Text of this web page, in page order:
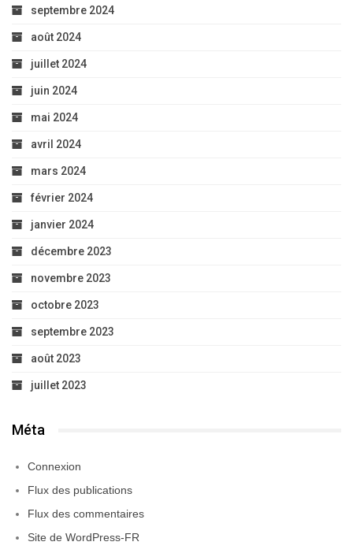
septembre 2024
août 2024
juillet 2024
juin 2024
mai 2024
avril 2024
mars 2024
février 2024
janvier 2024
décembre 2023
novembre 2023
octobre 2023
septembre 2023
août 2023
juillet 2023
Méta
Connexion
Flux des publications
Flux des commentaires
Site de WordPress-FR